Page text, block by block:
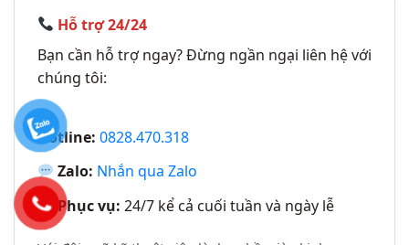
Hỗ trợ 24/24
Bạn cần hỗ trợ ngay? Đừng ngần ngại liên hệ với
chúng tôi:
Hotline: 0828.470.318
Zalo: Nhắn qua Zalo
Phục vụ: 24/7 kể cả cuối tuần và ngày lễ